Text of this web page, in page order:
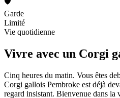
Garde
Limité
Vie quotidienne
Vivre avec un Corgi
Cinq heures du matin. Vous êtes
Corgi gallois Pembroke est déjà
regard insistant. Bienvenue dans la